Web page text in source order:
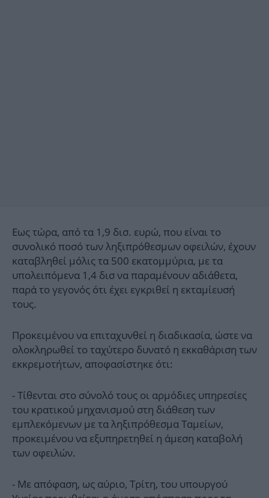
Εως τώρα, από τα 1,9 δισ. ευρώ, που είναι το
συνολικό ποσό των ληξιπρόθεσμων οφειλών, έχουν
καταβληθεί μόλις τα 500 εκατομμύρια, με τα
υπολειπόμενα 1,4 δισ να παραμένουν αδιάθετα,
παρά το γεγονός ότι έχει εγκριθεί η εκταμίευσή
τους.
Προκειμένου να επιταχυνθεί η διαδικασία, ώστε να
ολοκληρωθεί το ταχύτερο δυνατό η εκκαθάριση των
εκκρεμοτήτων, αποφασίστηκε ότι:
- Τίθενται στο σύνολό τους οι αρμόδιες υπηρεσίες
του κρατικού μηχανισμού στη διάθεση των
εμπλεκόμενων με τα ληξιπρόθεσμα Ταμείων,
προκειμένου να εξυπηρετηθεί η άμεση καταβολή
των οφειλών.
- Με απόφαση, ως αύριο, Τρίτη, του υπουργού